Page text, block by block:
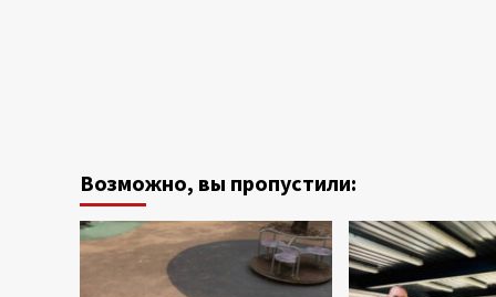
Возможно, вы пропустили: